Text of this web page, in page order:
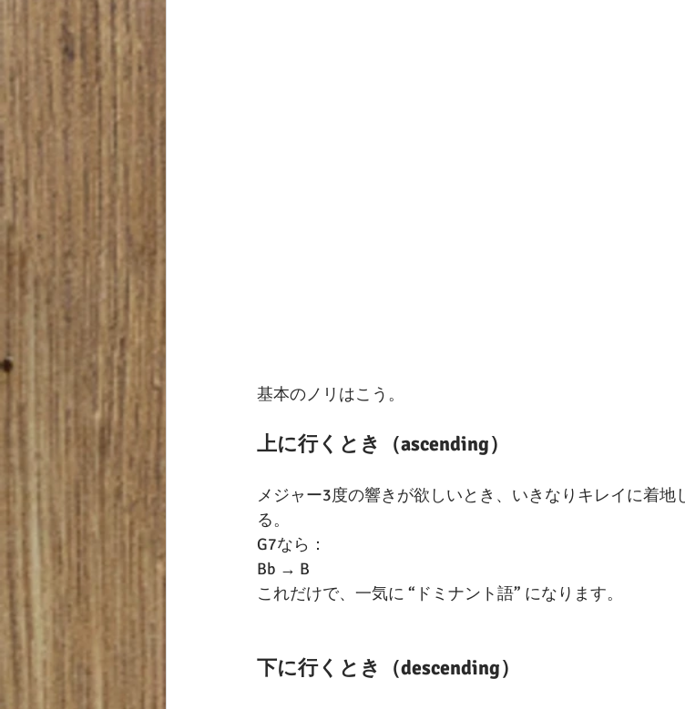
基本のノリはこう。
上に行くとき（ascending）
メジャー3度の響きが欲しいとき、いきなりキレイに着
る。
G7なら：
Bb → B
これだけで、一気に “ドミナント語” になります。
下に行くとき（descending）